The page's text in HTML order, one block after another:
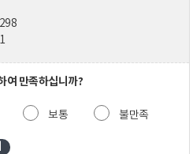
여 만족하십니까?
보통 불만족